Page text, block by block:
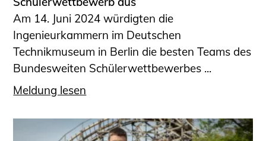
Am 14. Juni 2024 würdigten die
Ingenieurkammern im Deutschen
Technikmuseum in Berlin die besten Teams des
Bundesweiten Schülerwettbewerbes ...
Meldung lesen